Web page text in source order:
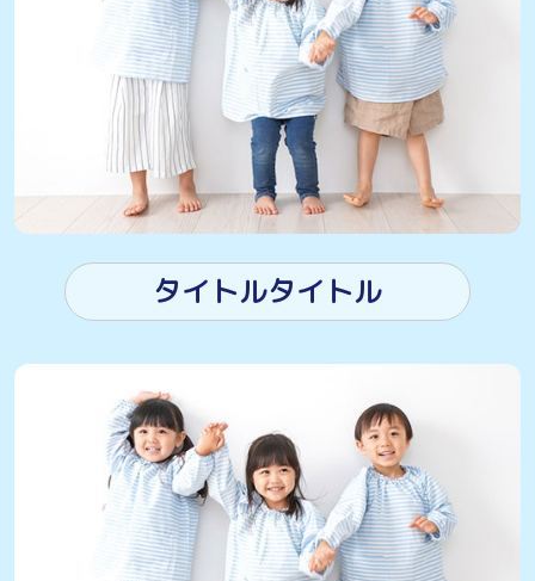
タイトルタイトル